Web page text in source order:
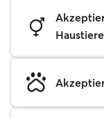
Haustiere